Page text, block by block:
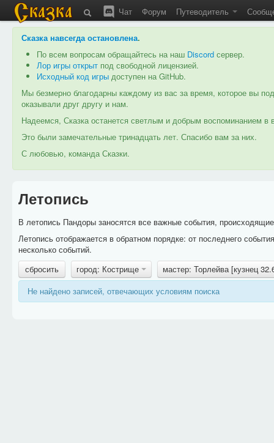
Чат Форум Путеводитель
Сказка навсегда остановлена.
По всем вопросам обращайтесь на наш Discord сервер.
Лор игры открыт под свободной лицензией.
Исходный код игры доступен на GitHub.
Мы безмерно благодарны каждому из вас за время, которое вы
оказывали друг другу и нам.
Надеемся, Сказка останется светлым и добрым воспоминанием
Это были замечательные тринадцать лет. Спасибо вам за них.
С любовью, команда Сказки.
Летопись
В летопись Пандоры заносятся все важные события,
Летопись отображается в обратном порядке: от последнего
несколько событий.
сбросить
город: Кострище
мастер: Торлейва [кузнец
Не найдено записей, отвечающих условиям поиска